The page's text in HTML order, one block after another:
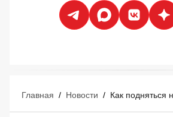
Главная / Новости /